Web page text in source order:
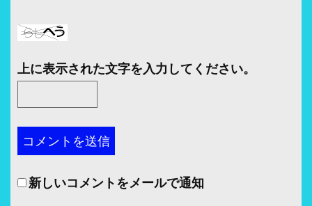
上に表示された文字を入力してください。
新しいコメントをメールで通知